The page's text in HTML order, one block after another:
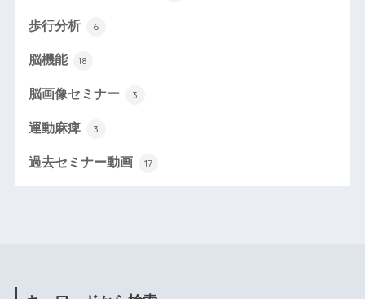
歩行分析 6
脳機能 18
脳画像セミナー 3
運動麻痺 3
過去セミナー動画 17